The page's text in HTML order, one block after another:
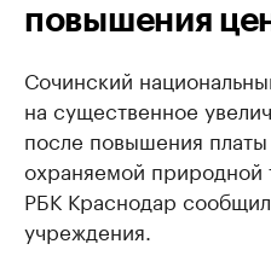
повышения
Сочинский
на существенное
после повышения
охраняемой
РБК Краснодар
учреждения.